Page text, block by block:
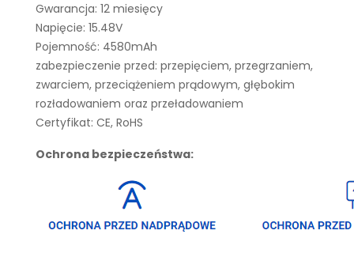
Gwarancja: 12 miesięcy
Napięcie: 15.48V
Pojemność: 4580mAh
zabezpieczenie przed: przepięciem, przegrzaniem,
zwarciem, przeciążeniem prądowym, głębokim
rozładowaniem oraz przeładowaniem
Certyfikat: CE, RoHS
Ochrona bezpieczeństwa: